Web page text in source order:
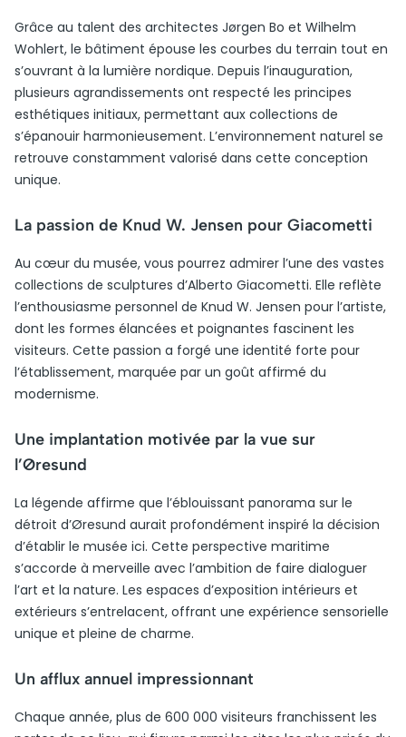
Grâce au talent des architectes Jørgen Bo et Wilhelm
Wohlert, le bâtiment épouse les courbes du terrain tout en
s’ouvrant à la lumière nordique. Depuis l’inauguration,
plusieurs agrandissements ont respecté les principes
esthétiques initiaux, permettant aux collections de
s’épanouir harmonieusement. L’environnement naturel se
retrouve constamment valorisé dans cette conception
unique.
La passion de Knud W. Jensen pour Giacometti
Au cœur du musée, vous pourrez admirer l’une des vastes
collections de sculptures d’Alberto Giacometti. Elle reflète
l’enthousiasme personnel de Knud W. Jensen pour l’artiste,
dont les formes élancées et poignantes fascinent les
visiteurs. Cette passion a forgé une identité forte pour
l’établissement, marquée par un goût affirmé du
modernisme.
Une implantation motivée par la vue sur
l’Øresund
La légende affirme que l’éblouissant panorama sur le
détroit d’Øresund aurait profondément inspiré la décision
d’établir le musée ici. Cette perspective maritime
s’accorde à merveille avec l’ambition de faire dialoguer
l’art et la nature. Les espaces d’exposition intérieurs et
extérieurs s’entrelacent, offrant une expérience sensorielle
unique et pleine de charme.
Un afflux annuel impressionnant
Chaque année, plus de 600 000 visiteurs franchissent les